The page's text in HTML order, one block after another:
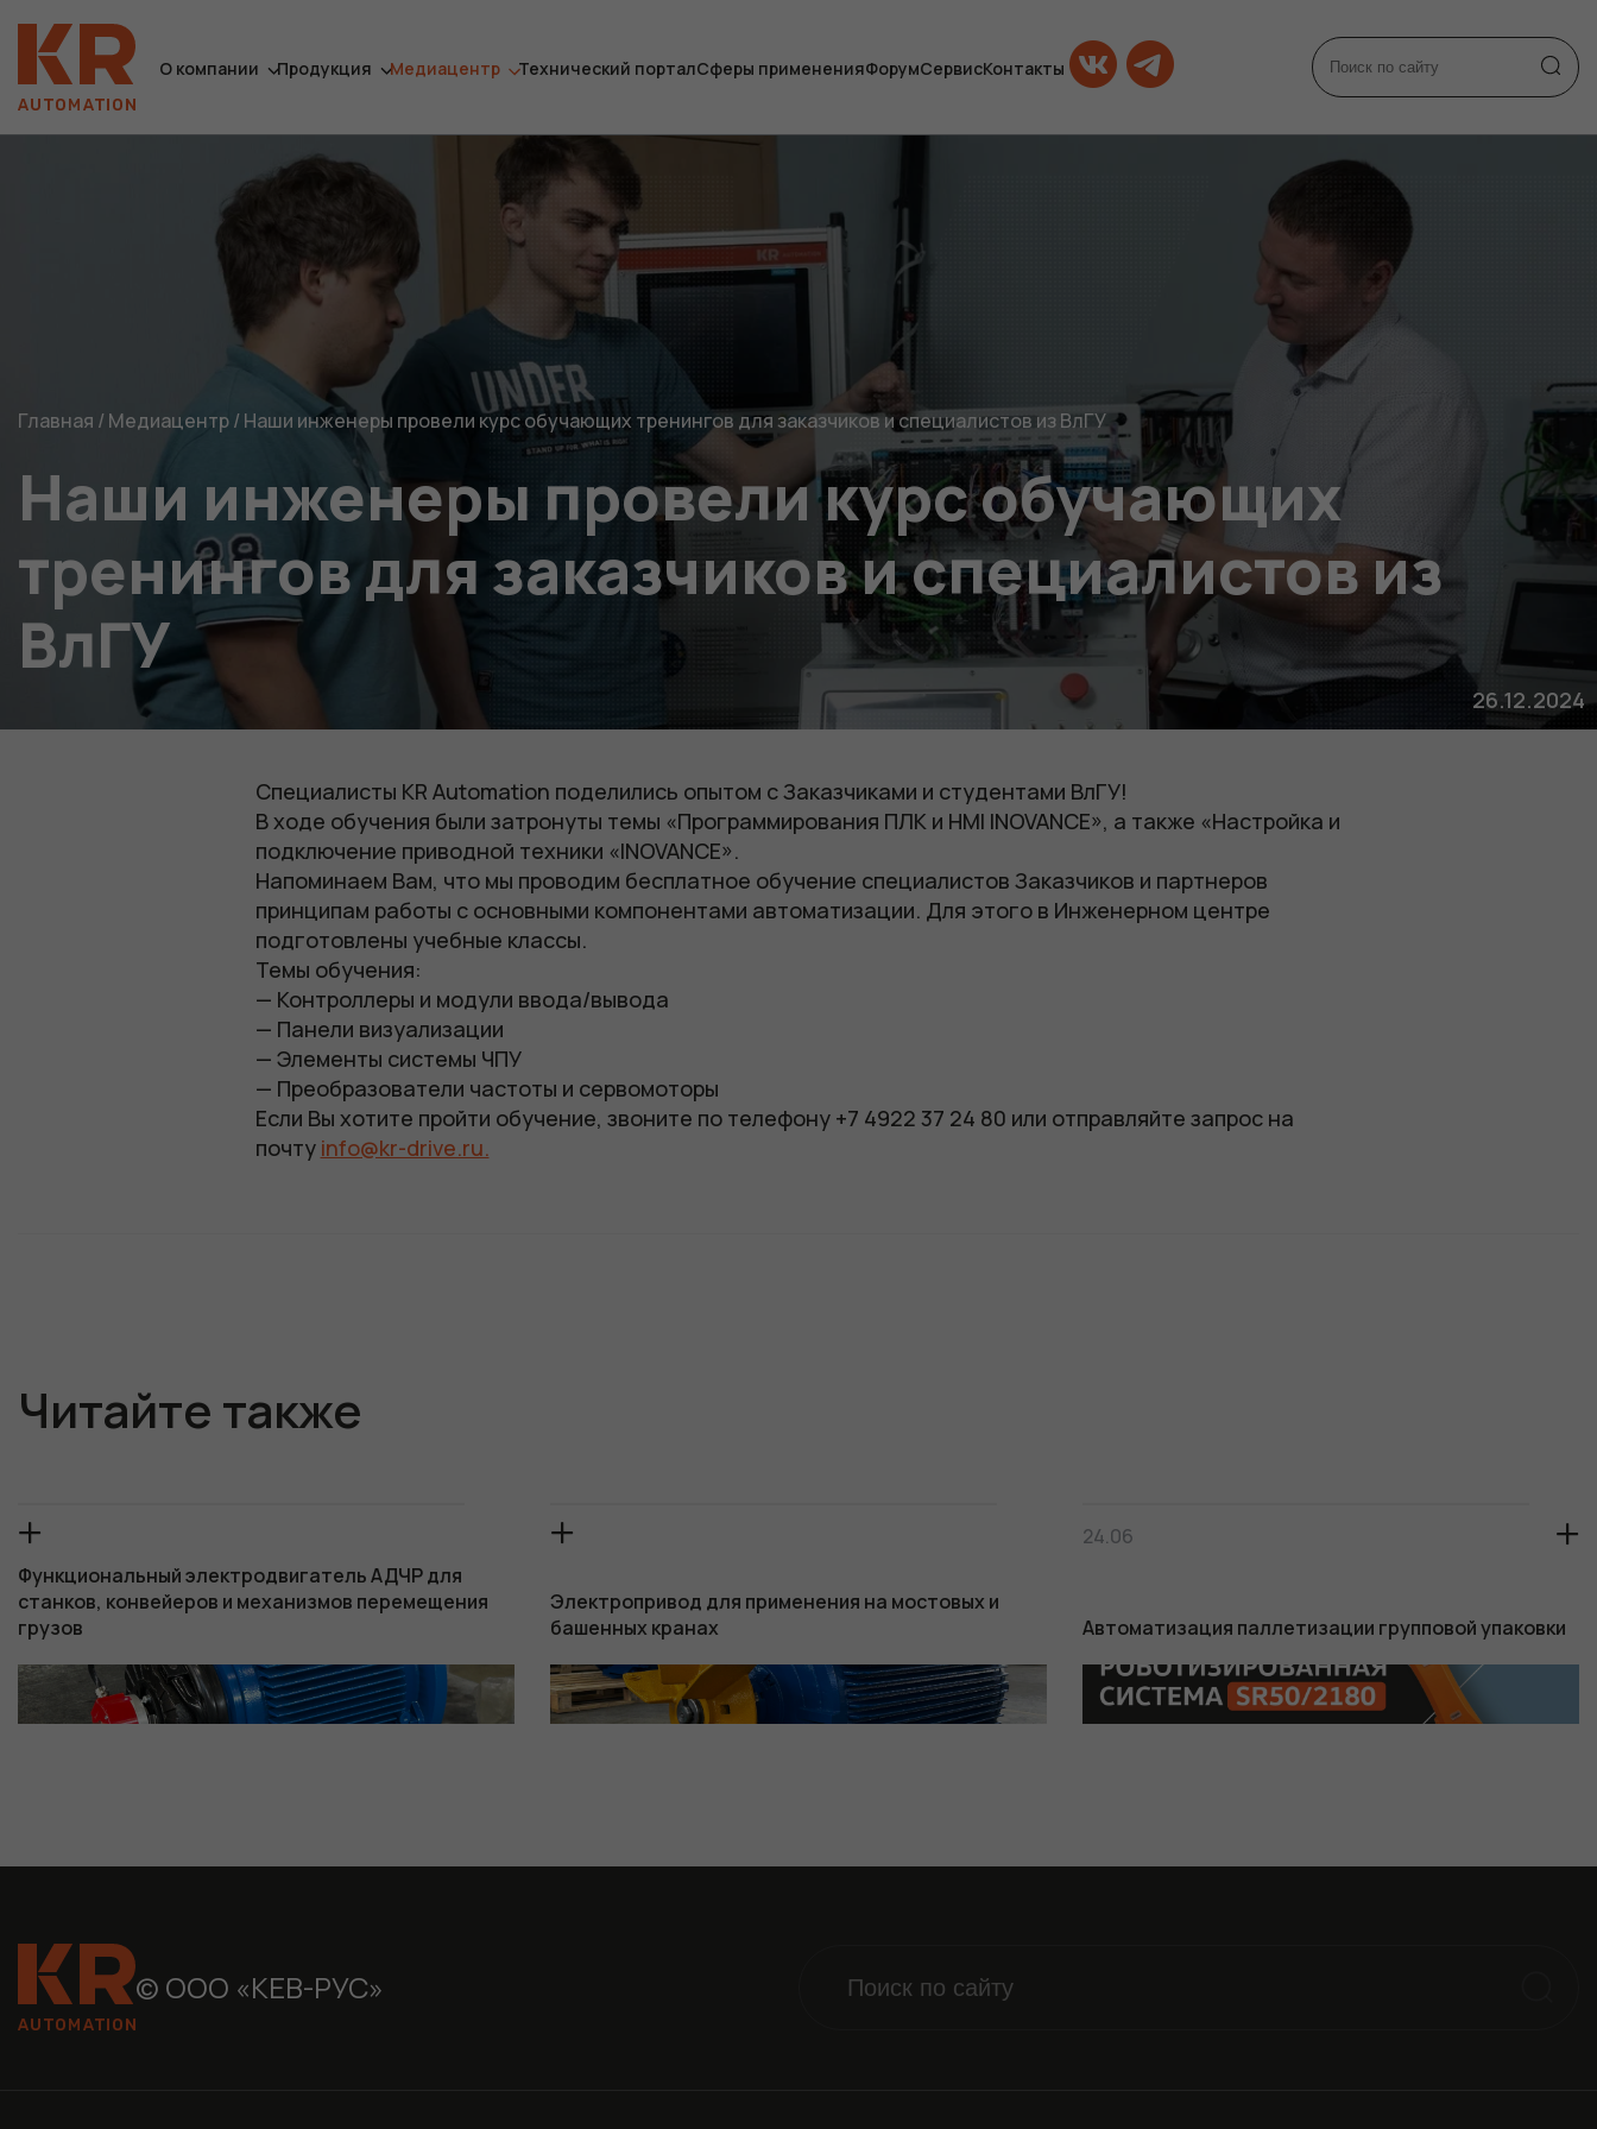
О компании Продукция Медиацентр Технический порталСферы примененияФорумСервисКонтакты
Главная / Медиацентр/Наши инженеры провели курс обучающих тренингов для заказчиков и специалистов из ВлГУ
Наши инженеры провели курс обучающих
тренингов для заказчиков и специалистов из
ВлГУ
26.12.2024
Специалисты KR Automation поделились опытом с Заказчиками и студентами ВлГУ!
В ходе обучения были затронуты темы «Программирования ПЛК и HMI INOVANCE», а также «Настройка и
подключение приводной техники «INOVANCE».
Напоминаем Вам, что мы проводим бесплатное обучение специалистов Заказчиков и партнеров
принципам работы с основными компонентами автоматизации. Для этого в Инженерном центре
подготовлены учебные классы.
Темы обучения:
— Контроллеры и модули ввода/вывода
— Панели визуализации
— Элементы системы ЧПУ
— Преобразователи частоты и сервомоторы
Если Вы хотите пройти обучение, звоните по телефону +7 4922 37 24 80 или отправляйте запрос на
почту info@kr-drive.ru.
Читайте также
Функциональный электродвигатель АДЧР для
станков, конвейеров и механизмов перемещения
грузов
Электропривод для применения на мостовых и
башенных кранах
24.06
Автоматизация паллетизации групповой упаковки
© ООО «КЕВ-РУС»
статистики. Они